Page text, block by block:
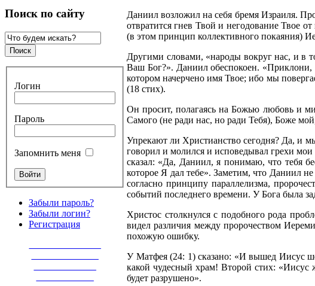
Поиск по сайту
Логин
Пароль
Запомнить меня
Забыли пароль?
Забыли логин?
Регистрация
Даниил возложил на себя бремя Израиля.
отвратится гнев Твой и негодование Твое
(в этом принцип коллективного покаяния)
Другими словами, «народы вокруг нас, и в
Ваш Бог?». Даниил обеспокоен.
котором начерчено имя Твое; ибо мы
(18 стих).
Он просит, полагаясь на Божью любовь и
Самого (не ради нас, но ради Тебя), Боже
Упрекают ли Христианство сегодня? Да, и
говорил и молился и исповедывал грехи
сказал: «Да, Даниил, я понимаю, что тебя
которое Я дал тебе». Заметим, что Даниил
согласно принципу параллелизма,
событий последнего времени. У Бога была
Христос столкнулся с подобного рода
видел различия между пророчеством
похожую ошибку.
У Матфея (24: 1) сказано: «И вышед Иисус
какой чудесный храм! Второй стих: «Иисус
будет разрушено».